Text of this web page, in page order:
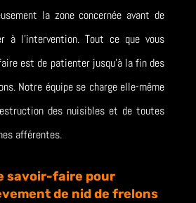
la zone concernée avant de
à l’intervention. Tout ce que vous
est de patienter jusqu’à la fin des
Notre équipe se charge elle-même
des nuisibles et de toutes
afférentes.
savoir-faire pour
de nid de frelons